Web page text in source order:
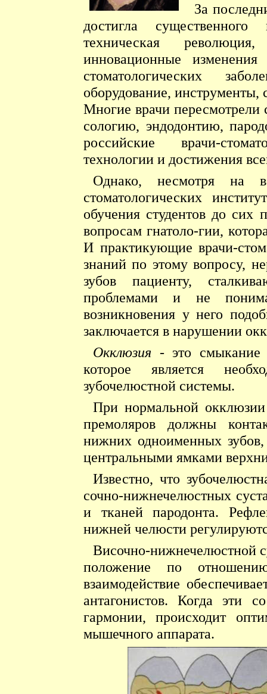
За
достигла
техническая
инновационные
стоматологических
оборудование,
Многие врачи пересмотрели
сологию, эндодонтию,
российские врачи-
технологии и достижения
Однако, несмотря на
стоматологических
обучения студентов до сих
вопросам гнатоло-гии,
И практикующие врачи-
знаний по этому вопросу,
зубов пациенту,
проблемами и не
возникновения у него
заключается в нарушении
Окклюзия - это смыкание
которое является
зубочелюстной системы.
При нормальной
премоляров должны
нижних одноименных
центральными ямками
Известно, что
сочно-нижнечелюстных
и тканей пародонта.
нижней челюсти
Височно-нижнечелюстной
положение по
взаимодействие
антагонистов. Когда эти
гармонии, происходит
мышечного аппарата.